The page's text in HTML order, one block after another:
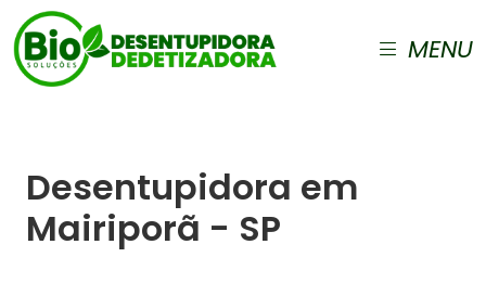
MENU
Desentupidora em
Mairiporã - SP